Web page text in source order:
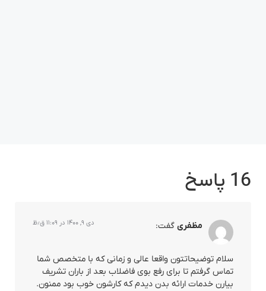
16 پاسخ
مظفری گفت: دی ۹, ۱۴۰۰ در ۱۱:۰۹ ق٫ظ
سلام توضیحاتتون واقعا عالی و زمانی که با متخصص شما
تماس گرفتم تا برای رفع بوی فاضلاب بعد از باران تشریف
بیارن خدمات ارائه بدن دیدم که کارشون خوب بود ممنون.